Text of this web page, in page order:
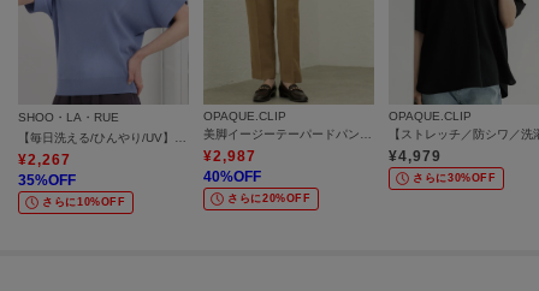
SHOO・LA・RUE
¥2,267
35%OFF
さらに10%OFF
OPAQUE.CLIP
¥2,987
40%OFF
さらに20%OFF
OPAQUE.CLIP
¥4,979
さらに30%OFF